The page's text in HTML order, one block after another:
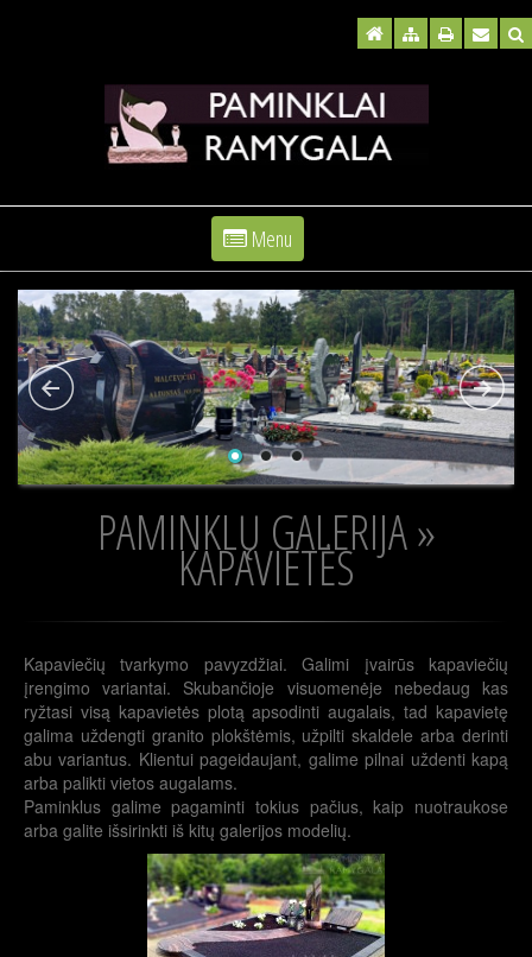
Menu
PAMINKLŲ GALERIJA »
KAPAVIETĖS
Kapaviečių tvarkymo pavyzdžiai. Galimi įvairūs kapaviečių
įrengimo variantai. Skubančioje visuomenėje nebedaug kas
ryžtasi visą kapavietės plotą apsodinti augalais, tad kapavietę
galima uždengti granito plokštėmis, užpilti skaldele arba derinti
abu variantus. Klientui pageidaujant, galime pilnai uždenti kapą
arba palikti vietos augalams.
Paminklus galime pagaminti tokius pačius, kaip nuotraukose
arba galite išsirinkti iš kitų galerijos modelių.